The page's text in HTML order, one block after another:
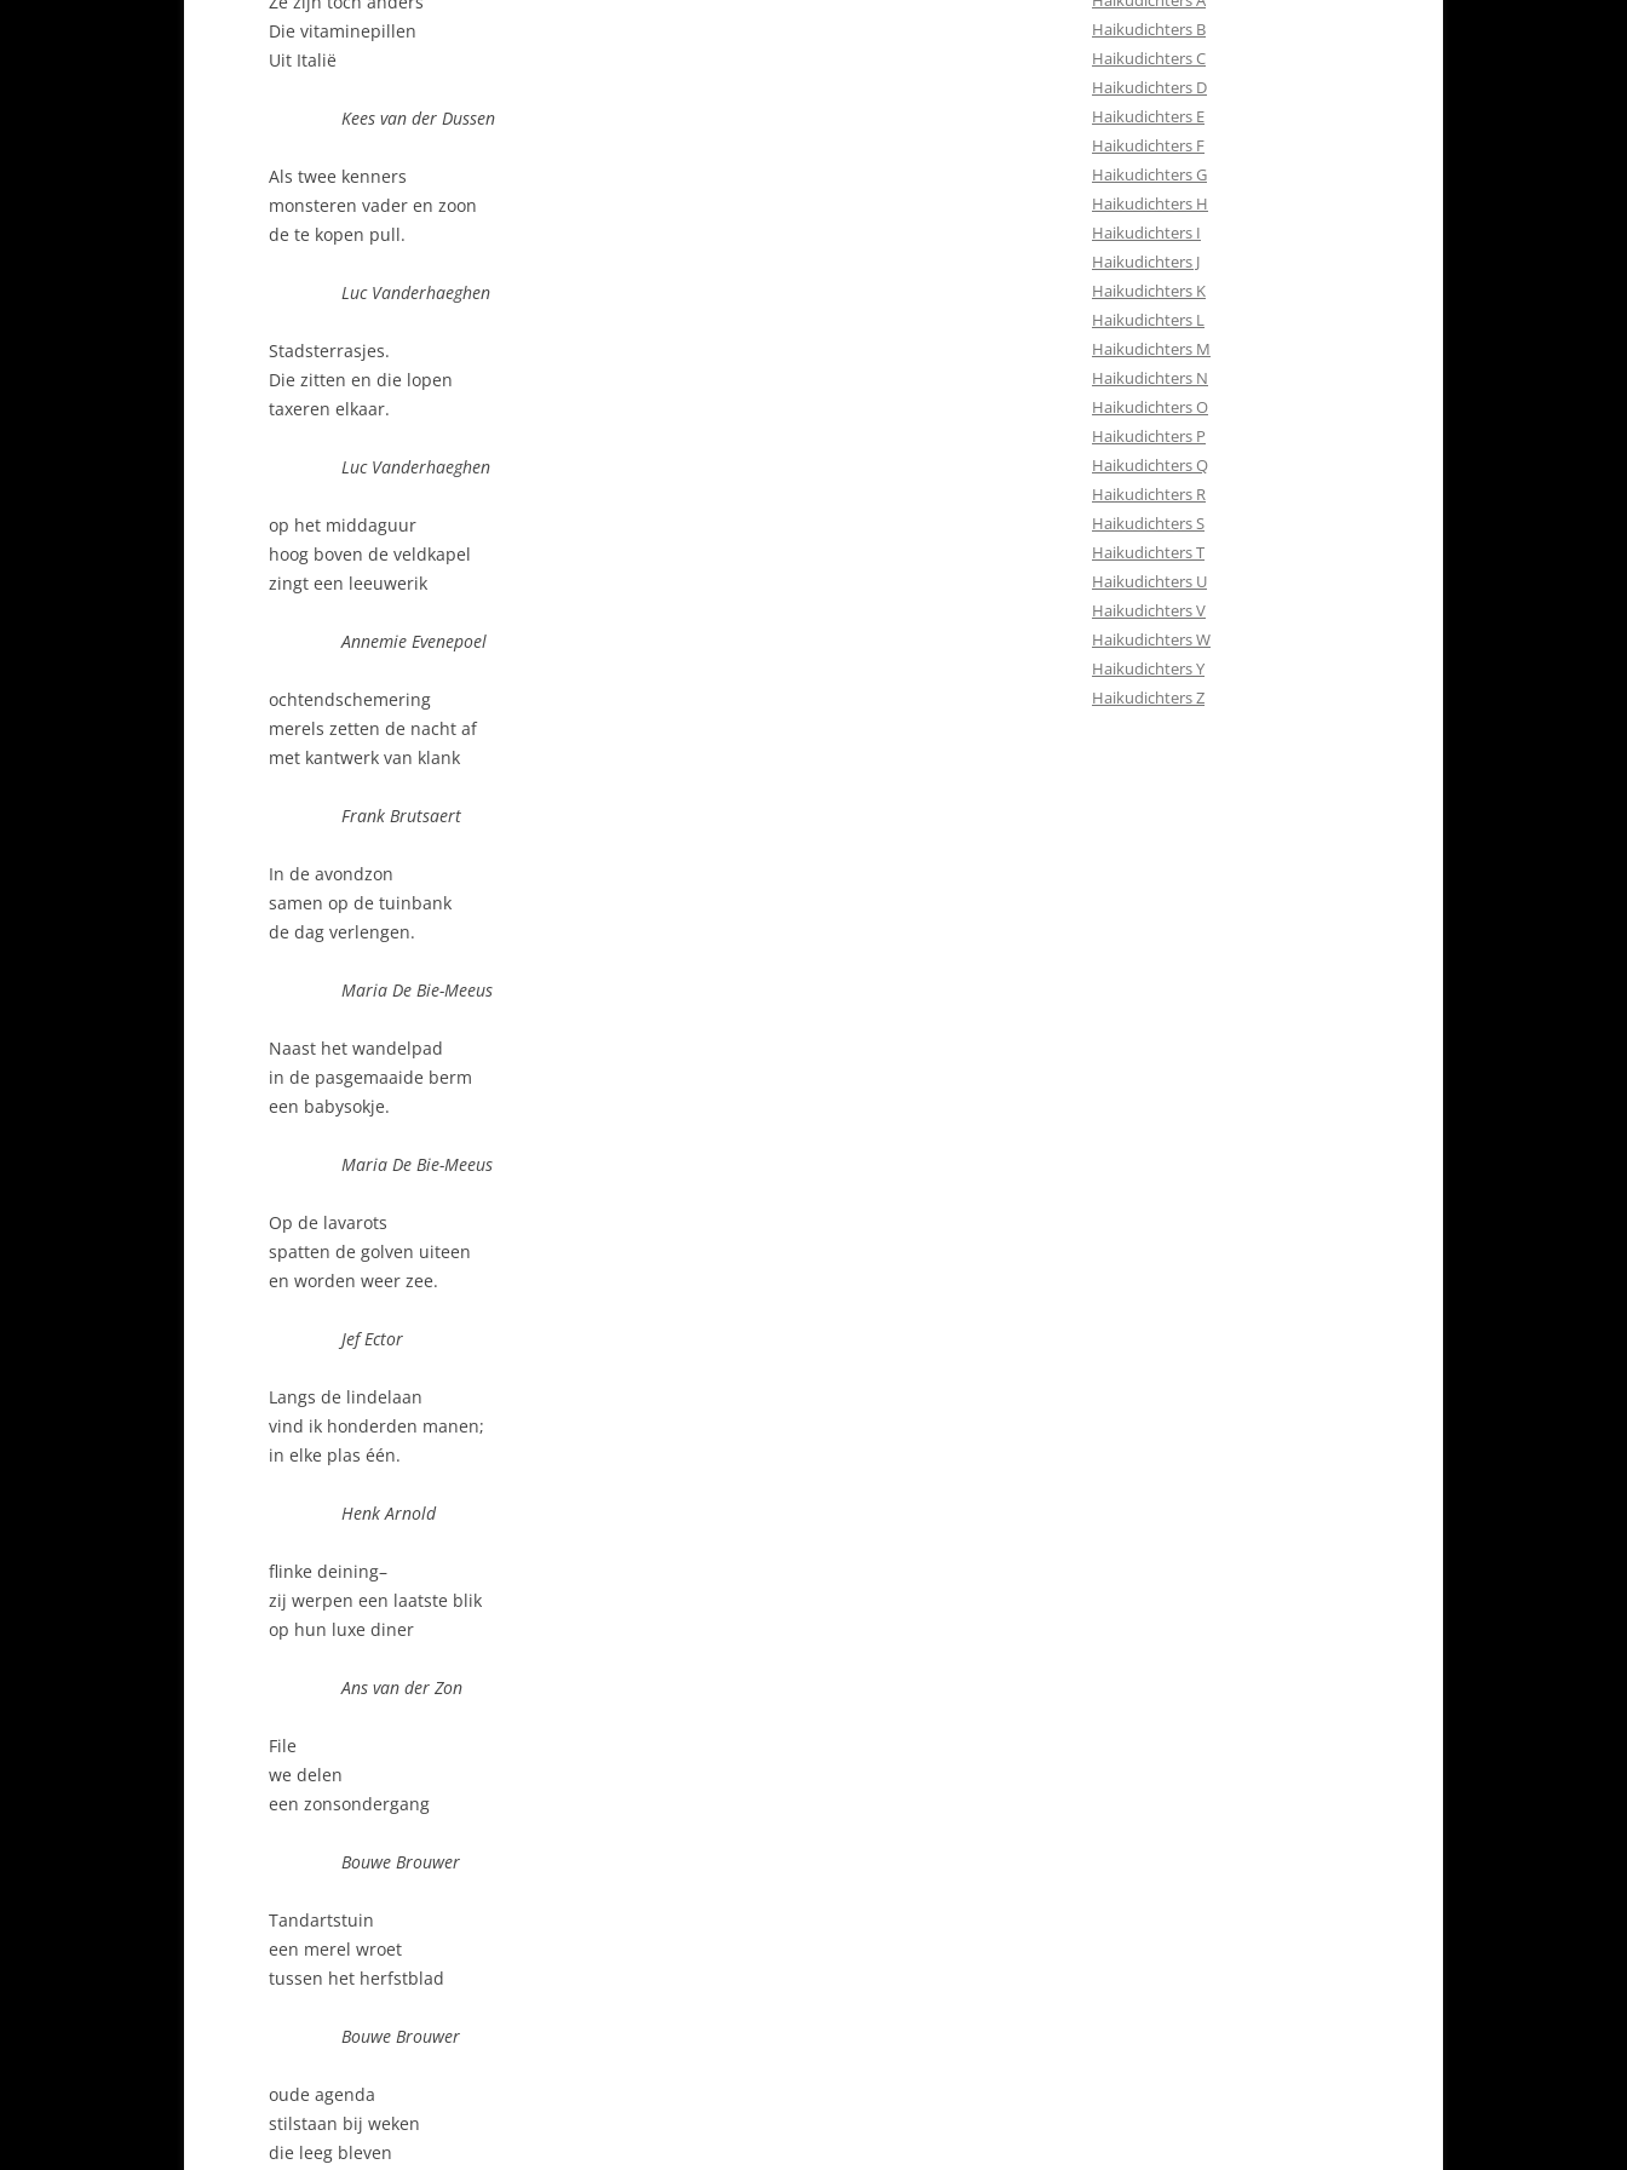
PERS CONTACT
ENGLISH
Die vitaminepillen
Uit Italië
Kees van der Dussen
Als twee kenners
monsteren vader en zoon
de te kopen pull.
Luc Vanderhaeghen
Stadsterrasjes.
Die zitten en die lopen
taxeren elkaar.
Luc Vanderhaeghen
op het middaguur
hoog boven de veldkapel
zingt een leeuwerik
Annemie Evenepoel
ochtendschemering
merels zetten de nacht af
met kantwerk van klank
Frank Brutsaert
In de avondzon
samen op de tuinbank
de dag verlengen.
Maria De Bie-Meeus
Naast het wandelpad
in de pasgemaaide berm
een babysokje.
Maria De Bie-Meeus
Op de lavarots
spatten de golven uiteen
en worden weer zee.
Jef Ector
Langs de lindelaan
vind ik honderden manen;
in elke plas één.
Henk Arnold
flinke deining–
zij werpen een laatste blik
op hun luxe diner
Ans van der Zon
File
we delen
een zonsondergang
Bouwe Brouwer
Tandartstuin
een merel wroet
tussen het herfstblad
Bouwe Brouwer
oude agenda
stilstaan bij weken
die leeg bleven
Haikudichters B
Haikudichters C
Haikudichters D
Haikudichters E
Haikudichters F
Haikudichters G
Haikudichters H
Haikudichters I
Haikudichters J
Haikudichters K
Haikudichters L
Haikudichters M
Haikudichters N
Haikudichters O
Haikudichters P
Haikudichters Q
Haikudichters R
Haikudichters S
Haikudichters T
Haikudichters U
Haikudichters V
Haikudichters W
Haikudichters Y
Haikudichters Z